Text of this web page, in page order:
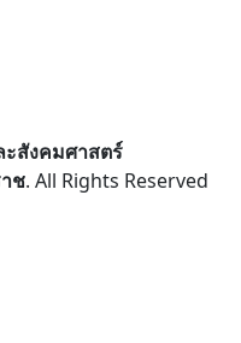
สังคมศาสตร์
ช. All Rights Reserved